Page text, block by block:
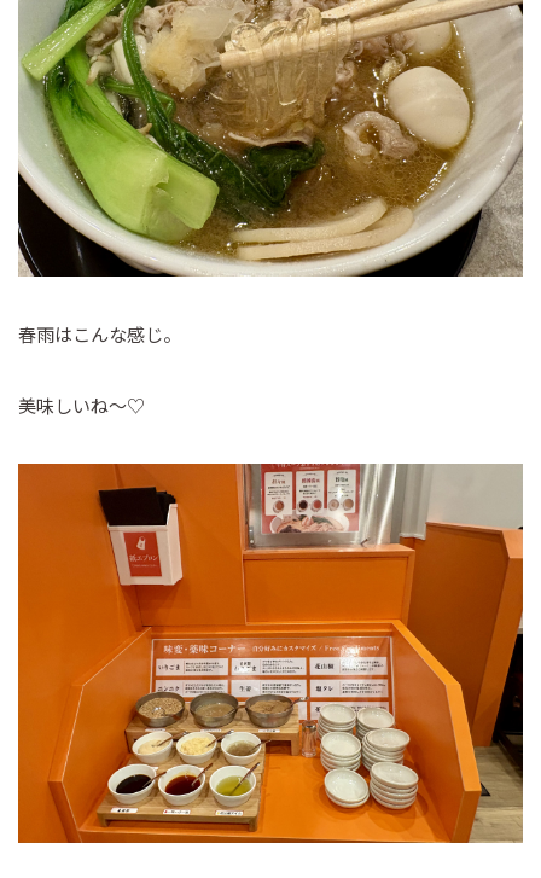
春雨はこんな感じ。
美味しいね～♡